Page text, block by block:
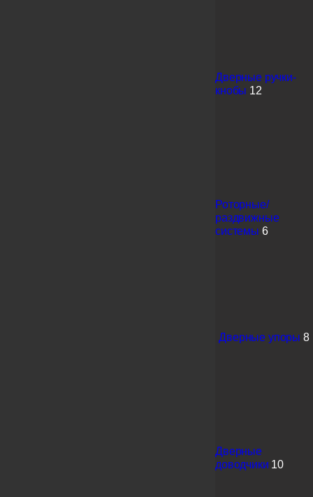
Дверные ручки-
кнобы 12
Роторные/
раздвижные
системы 6
Дверные упоры 8
Дверные
доводчики 10